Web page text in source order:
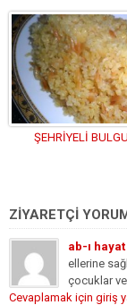
ŞEHRİYELİ
ZİYARETÇİ
ab-ı hayat
ellerine
çocuklar
Cevaplamak için giriş